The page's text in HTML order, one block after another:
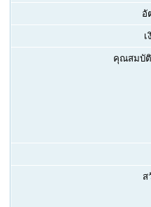
อั
คุณสมบั
ส